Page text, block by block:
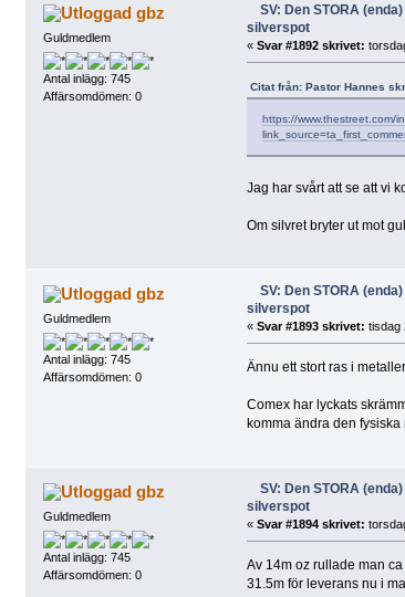
gbz
Guldmedlem
Antal inlägg: 745
Affärsomdömen: 0
SV: Den STORA
silverspot
« Svar #1892 skrivet:
Citat från: Pastor Hannes
https://www.thestreet.com/
Jag har svårt att se att vi
Om silvret bryter ut mot
gbz
Guldmedlem
Antal inlägg: 745
Affärsomdömen: 0
SV: Den STORA
silverspot
« Svar #1893 skrivet: tisdag
Ännu ett stort ras i
Comex har lyckats
komma ändra den fysiska
gbz
Guldmedlem
Antal inlägg: 745
Affärsomdömen: 0
SV: Den STORA
silverspot
« Svar #1894 skrivet:
Av 14m oz rullade man ca
31.5m för leverans nu i